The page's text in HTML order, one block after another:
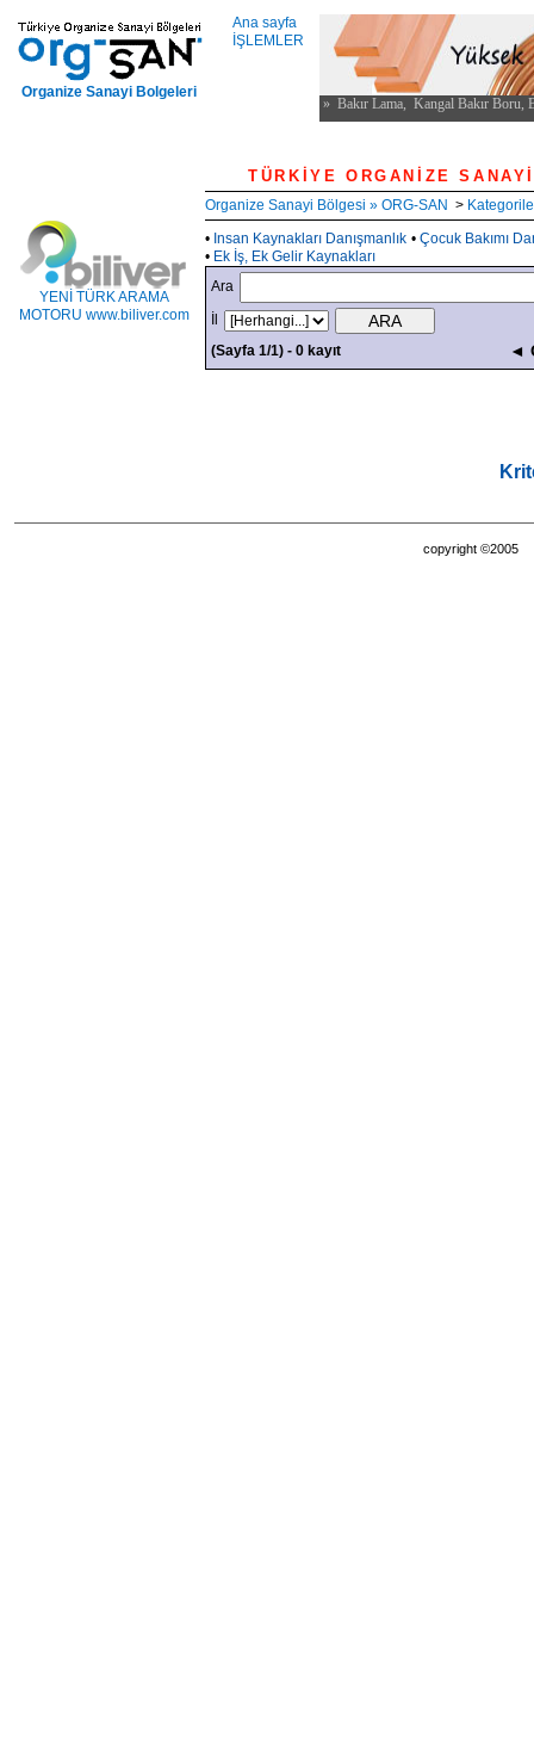
Organize Sanayi Bolgeleri
Ana sayfa
İŞLEMLER
TÜRKİYE
YENİ TÜRK ARAMA
MOTORU www.biliver.com
Organize Sanayi Bölgesi » ORG-SAN >
• Insan Kaynakları Danışmanlık • Çocuk Bakımı
• Ek İş, Ek Gelir Kaynakları
Ara
(Sayfa 1/1) - 0 kayıt
◄
copyright